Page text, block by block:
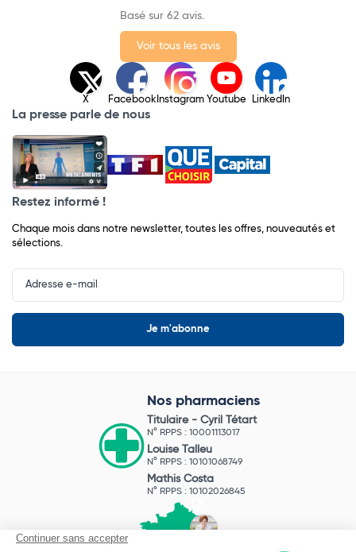
Basé sur 62 avis.
Voir tous les avis
X Facebook Instagram Youtube LinkedIn
La presse parle de nous
Restez informé !
Chaque mois dans notre newsletter, toutes les offres, nouveautés et
sélections.
Input
Newsletter
Nos pharmaciens
Titulaire - Cyril Tétart
N° RPPS : 10001113017
Louise Talleu
N° RPPS : 10101068749
Mathis Costa
N° RPPS : 10102026845